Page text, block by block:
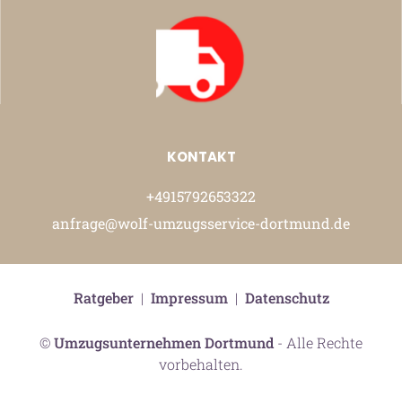
KONTAKT
+4915792653322
anfrage@wolf-umzugsservice-dortmund.de
©Umzugsunternehmen Dortmund - Alle Rechte
vorbehalten.
Ratgeber| Impressum| Datenschutz